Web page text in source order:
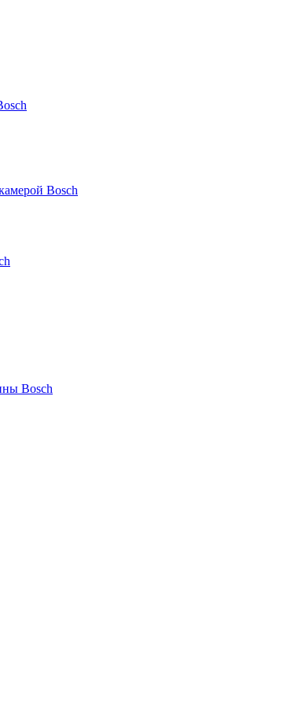
Bosch
Bosch